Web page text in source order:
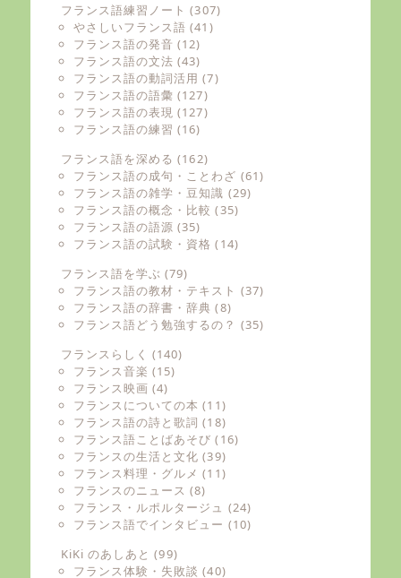
フランス語練習ノート (307)
やさしいフランス語 (41)
フランス語の発音 (12)
フランス語の文法 (43)
フランス語の動詞活用 (7)
フランス語の語彙 (127)
フランス語の表現 (127)
フランス語の練習 (16)
フランス語を深める (162)
フランス語の成句・ことわざ (61)
フランス語の雑学・豆知識 (29)
フランス語の概念・比較 (35)
フランス語の語源 (35)
フランス語の試験・資格 (14)
フランス語を学ぶ (79)
フランス語の教材・テキスト (37)
フランス語の辞書・辞典 (8)
フランス語どう勉強するの？ (35)
フランスらしく (140)
フランス音楽 (15)
フランス映画 (4)
フランスについての本 (11)
フランス語の詩と歌詞 (18)
フランス語ことばあそび (16)
フランスの生活と文化 (39)
フランス料理・グルメ (11)
フランスのニュース (8)
フランス・ルポルタージュ (24)
フランス語でインタビュー (10)
KiKi のあしあと (99)
フランス体験・失敗談 (40)